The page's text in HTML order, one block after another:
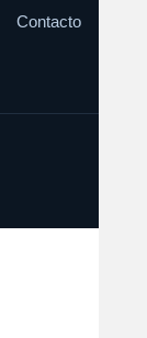
Contacto